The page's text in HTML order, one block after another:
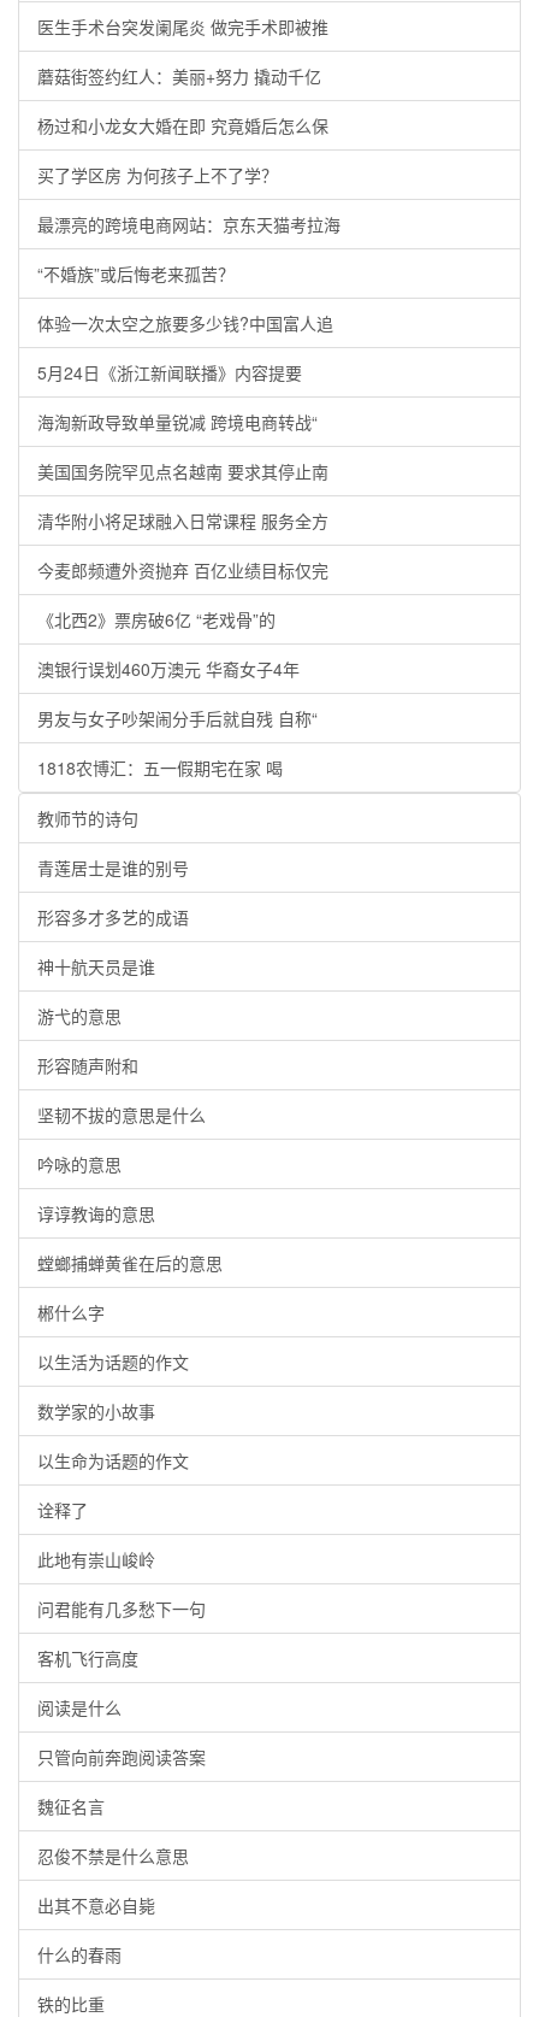
医生手术台突发阑尾炎 做完手术即被推
蘑菇街签约红人：美丽+努力 撬动千亿
杨过和小龙女大婚在即 究竟婚后怎么保
买了学区房 为何孩子上不了学？
最漂亮的跨境电商网站：京东天猫考拉海
“不婚族”或后悔老来孤苦？
体验一次太空之旅要多少钱?中国富人追
5月24日《浙江新闻联播》内容提要
海淘新政导致单量锐减 跨境电商转战“
美国国务院罕见点名越南 要求其停止南
清华附小将足球融入日常课程 服务全方
今麦郎频遭外资抛弃 百亿业绩目标仅完
《北西2》票房破6亿 “老戏骨”的
澳银行误划460万澳元 华裔女子4年
男友与女子吵架闹分手后就自残 自称“
1818农博汇：五一假期宅在家 喝
教师节的诗句
青莲居士是谁的别号
形容多才多艺的成语
神十航天员是谁
游弋的意思
形容随声附和
坚韧不拔的意思是什么
吟咏的意思
谆谆教诲的意思
螳螂捕蝉黄雀在后的意思
郴什么字
以生活为话题的作文
数学家的小故事
以生命为话题的作文
诠释了
此地有崇山峻岭
问君能有几多愁下一句
客机飞行高度
阅读是什么
只管向前奔跑阅读答案
魏征名言
忍俊不禁是什么意思
出其不意必自毙
什么的春雨
铁的比重